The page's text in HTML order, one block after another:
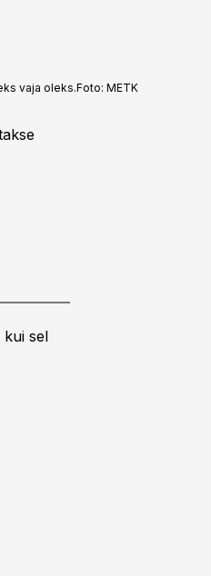
vaja oleks.Foto: METK
kui sel